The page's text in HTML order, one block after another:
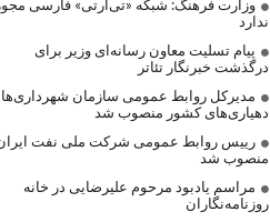
وزارت فرهنگ: شبکه «تی‌آرتی» فارسی مجوز
ندارد
پیام تسلیت معاون رسانه‌ای وزیر برای
درگذشت خبرنگار تئاتر
مدیرکل روابط عمومی سازمان شهرداری‌ها
دهیاری‌های کشور منصوب شد
رییس روابط عمومی شرکت ملی نفت
منصوب شد
مراسم یادبود مرحوم علیرضایی در خانه
روزنامه‌نگاران